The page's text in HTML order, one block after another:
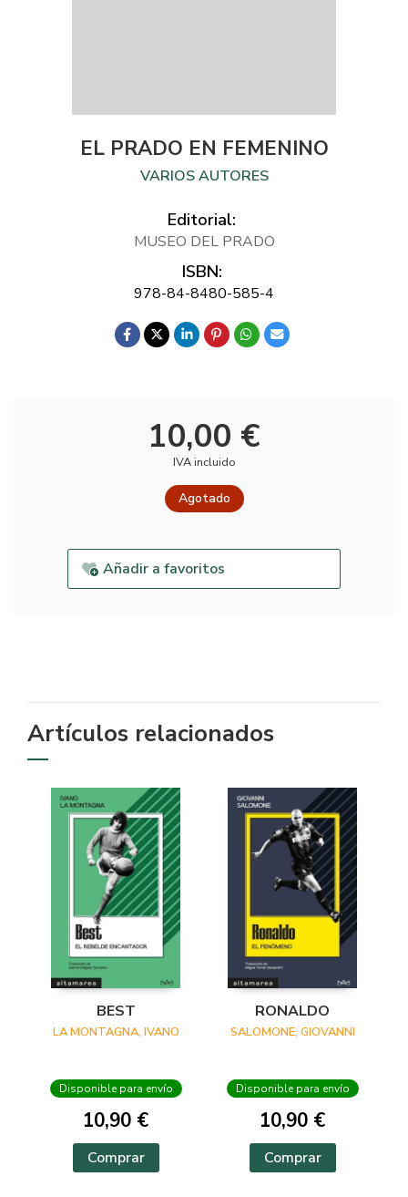
EL PRADO EN FEMENINO
VARIOS AUTORES
Editorial:
MUSEO DEL PRADO
ISBN:
978-84-8480-585-4
10,00 €
IVA incluido
Agotado
Añadir a favoritos
Artículos relacionados
BEST
LA MONTAGNA, IVANO
Disponible para envío
10,90 €
Comprar
RONALDO
SALOMONE, GIOVANNI
Disponible para envío
10,90 €
Comprar